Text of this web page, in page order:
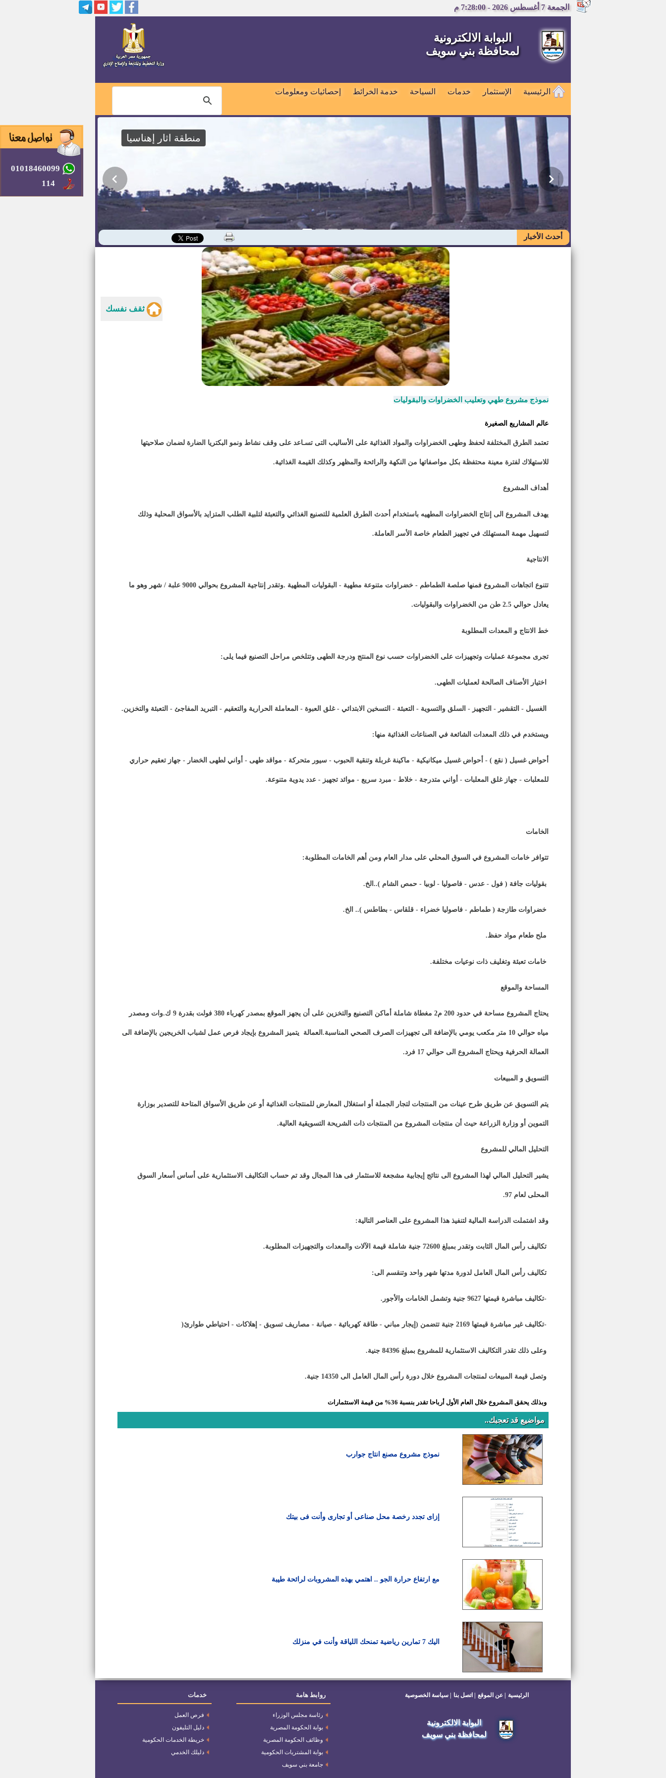
01018460099
114
الجمعة 7 أغسطس 2026 - 7:28:01 م
البوابة الالكترونية
لمحافظة بني سويف
الرئيسية الإستثمار خدمات السياحة خدمة الخرائط إحصائيات ومعلومات
منطقة اثار إهناسيا
أحدث الأخبار
ثقف نفسك
نموذج مشروع طهي وتعليب الخضراوات والبقوليات
عالم المشاريع الصغيرة
تعتمد الطرق المختلفة لحفظ وطهى الخضراوات والمواد الغذائية على الأساليب التى تسـاعد على وقف نشاط ونمو البكتريا الضارة لضمان صلاحيتها
للاستهلاك لفترة معينة محتفظة بكل مواصفاتها من النكهة والرائحة والمظهر وكذلك القيمة الغذائية.
أهداف المشروع
يهدف المشروع الى إنتاج الخضراوات المطهيه باستخدام أحدث الطرق العلمية للتصنيع الغذائي والتعبئة لتلبية الطلب المتزايد بالأسواق المحلية وذلك
لتسهيل مهمة المستهلك في تجهيز الطعام خاصة الأسر العاملة.
الانتاجية
تتنوع اتجاهات المشروع فمنها صلصة الطماطم - خضراوات متنوعة مطهية - البقوليات المطهية . وتقدر إنتاجية المشروع بحوالي 9000 علبة / شهر وهو ما
يعادل حوالي 2.5 طن من الخضراوات والبقوليات .
خط الانتاج و المعدات المطلوبة
تجرى مجموعة عمليات وتجهيزات على الخضراوات حسب نوع المنتج ودرجة الطهى وتتلخص مراحل التصنيع فيما يلى:
اختيار الأصناف الصالحة لعمليات الطهى.
الغسيل - التقشير - التجهيز - السلق والتسوية - التعبئة - التسخين الابتدائي - غلق العبوة - المعاملة الحرارية والتعقيم - التبريد المفاجئ - التعبئة والتخزين.
ويستخدم في ذلك المعدات الشائعة في الصناعات الغذائية منها:
أحواض غسيل ( نقع ) - أحواض غسيل ميكانيكية - ماكينة غربلة وتنقية الحبوب - سيور متحركة - مواقد طهى - أواني لطهى الخضار - جهاز تعقيم حراري
للمعلبات - جهاز غلق المعلبات - أواني متدرجة - خلاط - مبرد سريع - موائد تجهيز - عدد يدوية متنوعة.
الخامات
تتوافر خامات المشروع في السوق المحلي على مدار العام ومن أهم الخامات المطلوبة:
بقوليات جافة ( فول - عدس - فاصوليا - لوبيا - حمص الشام )..الخ.
خضراوات طازجة ( طماطم - فاصوليا خضراء - قلقاس - بطاطس ).. الخ.
ملح طعام مواد حفظ.
خامات تعبئة وتغليف ذات نوعيات مختلفة.
المساحة والموقع
يحتاج المشروع مساحة في حدود 200 م2 مغطاة شاملة أماكن التصنيع والتخزين على أن يجهز الموقع بمصدر كهرباء 380 فولت بقدرة 9 ك.وات ومصدر
مياه حوالي 10 متر مكعب يومي بالإضافة الى تجهيزات الصرف الصحي المناسبة . العمالة يتميز المشروع بإيجاد فرص عمل لشباب الخريجين بالإضافة الى
العمالة الحرفية ويحتاج المشروع الى حوالي 17 فرد .
التسويق و المبيعات
يتم التسويق عن طريق طرح عينات من المنتجات لتجار الجملة أو استغلال المعارض للمنتجات الغذائية أو عن طريق الأسواق المتاحة للتصدير بوزارة
التموين أو وزارة الزراعة حيث أن منتجات المشروع من المنتجات ذات الشريحة التسويقية العالية.
التحليل المالي للمشروع
يشير التحليل المالي لهذا المشروع الى نتائج إيجابية مشجعة للاستثمار فى هذا المجال وقد تم حساب التكاليف الاستثمارية على أساس أسعار السوق
المحلى لعام 97 .
وقد اشتملت الدراسة المالية لتنفيذ هذا المشروع على العناصر التالية:
تكاليف رأس المال الثابت وتقدر بمبلغ 72600 جنية شاملة قيمة الآلات والمعدات والتجهيزات المطلوبة .
تكاليف رأس المال العامل لدورة مدتها شهر واحد وتنقسم الى:
-تكاليف مباشرة قيمتها 9627 جنية وتشمل الخامات والأجور .
-تكاليف غير مباشرة قيمتها 2169 جنية تتضمن (إيجار مباني - طاقة كهربائية - صيانة - مصاريف تسويق - إهلاكات - احتياطي طوارئ )
وعلى ذلك تقدر التكاليف الاستثمارية للمشروع بمبلغ 84396 جنية .
وتصل قيمة المبيعات لمنتجات المشروع خلال دورة رأس المال العامل الى 14350 جنية .
وبذلك يحقق المشروع خلال العام الأول أرباحا تقدر بنسبة 36% من قيمة الاستثمارات
مواضيع قد تعجبك..
نموذج مشروع مصنع انتاج جوارب
إزاى تجدد رخصة محل صناعى أو تجارى وأنت فى بيتك
مع ارتفاع حرارة الجو .. اهتمي بهذه المشروبات لرائحة طيبة
اليك 7 تمارين رياضية تمنحك اللياقة وأنت في منزلك
الرئيسية عن الموقع اتصل بنا سياسة الخصوصية
البوابة الالكترونية
لمحافظة بني سويف
روابط هامة
رئاسة مجلس الوزراء
بوابة الحكومة المصرية
وظائف الحكومة المصرية
بوابة المشتريات الحكومية
جامعة بني سويف
خدمات
فرص العمل
دليل التليفون
خريطة الخدمات الحكومية
دليلك الخدمي